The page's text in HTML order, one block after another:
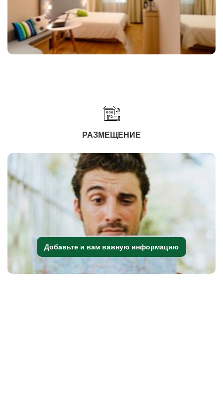
РАЗМЕЩЕНИЕ
Добавьте и вам важную информацию